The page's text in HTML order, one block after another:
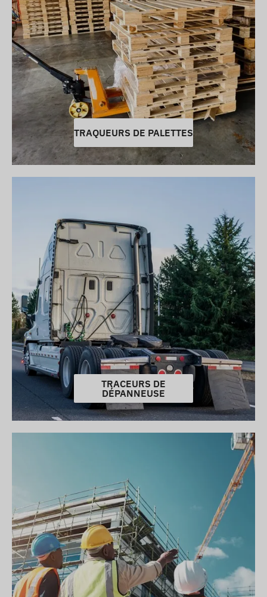
TRAQUEURS DE PALETTES
TRACEURS DE
DÉPANNEUSE